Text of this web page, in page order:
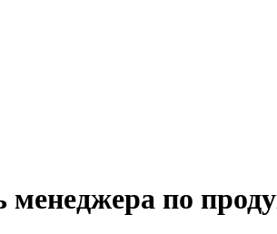
менеджера по